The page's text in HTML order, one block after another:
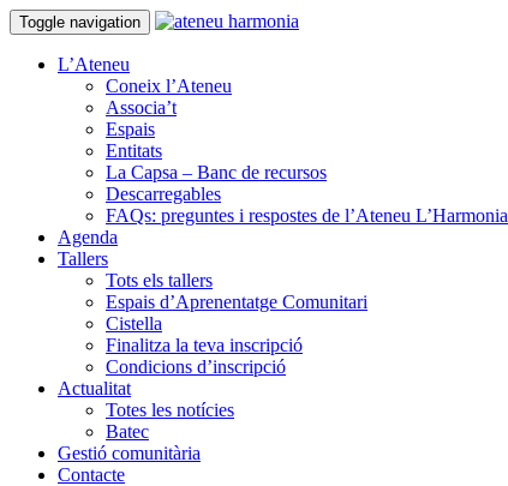
Toggle navigation
L’Ateneu
Coneix l’Ateneu
Associa’t
Espais
Entitats
La Capsa – Banc de recursos
Descarregables
FAQs: preguntes i respostes de l’Ateneu L’Harmonia
Agenda
Tallers
Tots els tallers
Espais d’Aprenentatge Comunitari
Cistella
Finalitza la teva inscripció
Condicions d’inscripció
Actualitat
Totes les notícies
Batec
Gestió comunitària
Contacte